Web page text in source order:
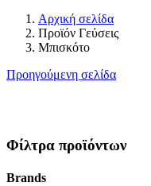
Αρχική σελίδα
Προϊόν Γεύσεις
Μπισκότο
Προηγούμενη σελίδα
Φίλτρα προϊόντων
Brands